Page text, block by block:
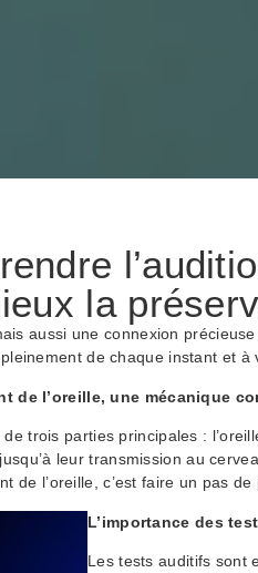
la
aussi une connexion
de chaque instant et
de l’oreille, une mécanique
trois parties principales :
leur transmission au
de l’oreille, c’est faire un pas
L’importance des
Les tests auditifs sont